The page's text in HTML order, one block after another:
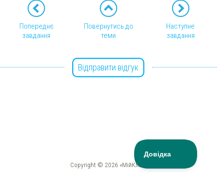
Попереднє
завдання
Повернутись до
теми
Наступне
завдання
Відправити відгук
Copyright © 2026 «МійКлас»